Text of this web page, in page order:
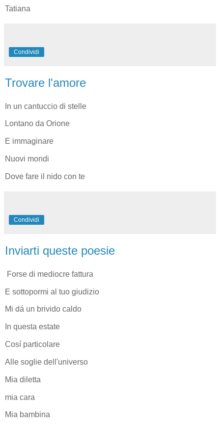
Tatiana
Condividi
Trovare l'amore
In un cantuccio di stelle
Lontano da Orione
E immaginare
Nuovi mondi
Dove fare il nido con te
Condividi
Inviarti queste poesie
Forse di mediocre fattura
E sottopormi al tuo giudizio
Mi dá un brivido caldo
In questa estate
Cosí particolare
Alle soglie dell'universo
Mia diletta
mia cara
Mia bambina